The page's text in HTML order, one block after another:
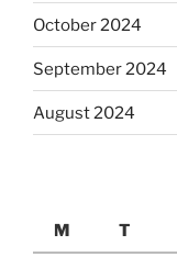
October 2024
September 2024
August 2024
M
T